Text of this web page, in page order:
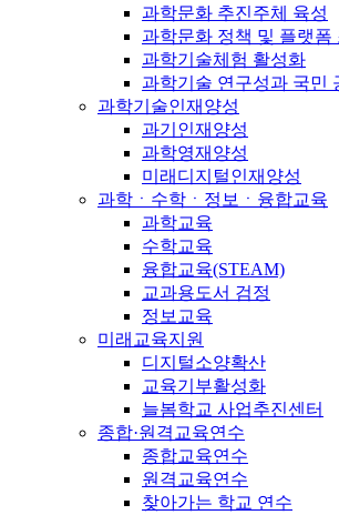
과학문화 추진주체 육성
과학문화 정책 및 플랫폼
과학기술체험 활성화
과학기술 연구성과 국민
과학기술인재양성
과기인재양성
과학영재양성
미래디지털인재양성
과학ㆍ수학ㆍ정보ㆍ융합교육
과학교육
수학교육
융합교육(STEAM)
교과용도서 검정
정보교육
미래교육지원
디지털소양확산
교육기부활성화
늘봄학교 사업추진센터
종합·원격교육연수
종합교육연수
원격교육연수
찾아가는 학교 연수